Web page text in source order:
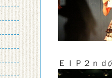
ＥＩＰ２ｎｄ